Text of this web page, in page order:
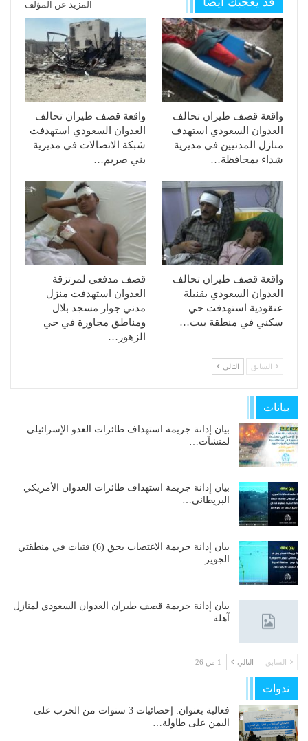
المزيد عن المؤلف
واقعة قصف طيران تحالف
العدوان السعودي استهدف
منازل المدنيين في مديرية
شداء بمحافظة…
واقعة قصف طيران تحالف
العدوان السعودي استهدفت
شبكة الاتصالات في مديرية
بني صريم…
واقعة قصف طيران تحالف
العدوان السعودي بقنبلة
عنقودية استهدفت حي
سكني في منطقة بيت…
قصف مدفعي لمرتزقة
العدوان استهدفت منزل
مدني جوار مسجد بلال
ومناطق مجاورة في حي
الزهور…
السابق التالي
بيانات
بيان إدانة جريمة استهداف طائرات العدو الإسرائيلي
لمنشآت…
بيان إدانة جريمة استهداف طائرات العدوان الأمريكي
البريطاني…
بيان إدانة جريمة الاغتصاب بحق (6) فتيات في منطقتي
الجوير…
بيان إدانة جريمة قصف طيران العدوان السعودي لمنازل
آهلة…
السابق التالي 1 من 26
ندوات
فعالية بعنوان: إحصائيات 3 سنوات من الحرب على
اليمن على طاولة…